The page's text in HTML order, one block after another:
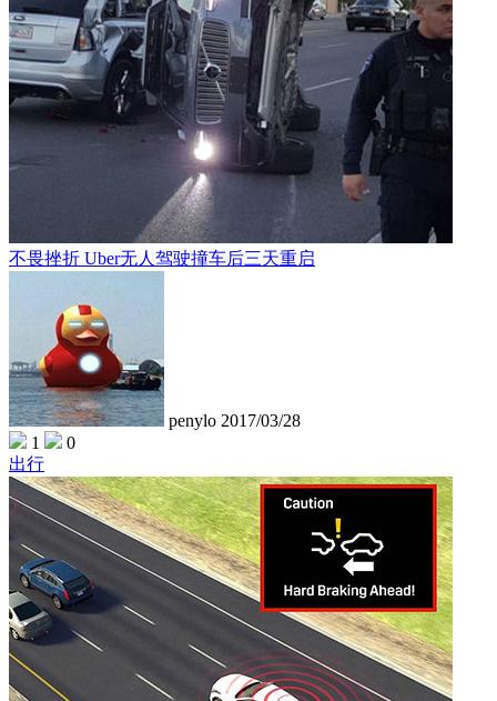
不畏挫折 Uber无人驾驶撞车后三天重启
penylo 2017/03/28
1
0
出行